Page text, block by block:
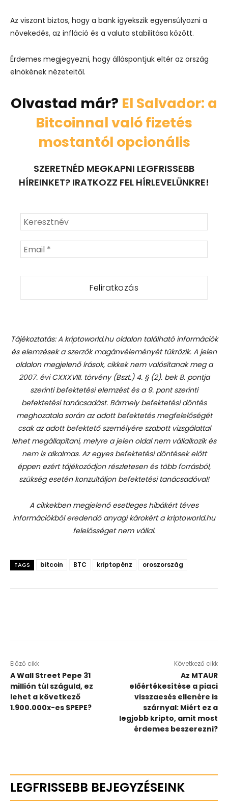
Az viszont biztos, hogy a bank igyekszik egyensúlyozni a
növekedés, az infláció és a valuta stabilitása között.
Érdemes megjegyezni, hogy álláspontjuk eltér az ország
elnökének nézeteitől.
Olvastad már? El Salvador: a
Bitcoinnal való fizetés
mostantól opcionális
SZERETNÉD MEGKAPNI LEGFRISSEBB
HÍREINKET? IRATKOZZ FEL HÍRLEVELÜNKRE!
Tájékoztatás: A kriptoworld.hu oldalon található információk
és elemzések a szerzők magánvéleményét tükrözik. A jelen
oldalon megjelenő írások, cikkek nem valósítanak meg a
2007. évi CXXXVIII. törvény (Bszt.) 4. § (2). bek 8. pontja
szerinti befektetési elemzést és a 9. pont szerinti
befektetési tanácsadást. Bármely befektetési döntés
meghozatala során az adott befektetés megfelelőségét
csak az adott befektető személyére szabott vizsgálattal
lehet megállapítani, melyre a jelen oldal nem vállalkozik és
nem is alkalmas. Az egyes befektetési döntések előtt
éppen ezért tájékozódjon részletesen és több forrásból,
szükség esetén konzultáljon befektetési tanácsadóval!
A cikkekben megjelenő esetleges hibákért téves
információkból eredendő anyagi károkért a kriptoworld.hu
felelősséget nem vállal.
TAGS bitcoin BTC kriptopénz oroszország
Előző cikk
A Wall Street Pepe 31
millión túl száguld, ez
lehet a következő
1.900.000x-es $PEPE?
Következő cikk
Az MTAUR
előértékesítése a piaci
visszaesés ellenére is
szárnyal: Miért ez a
legjobb kripto, amit most
érdemes beszerezni?
LEGFRISSEBB BEJEGYZÉSEINK